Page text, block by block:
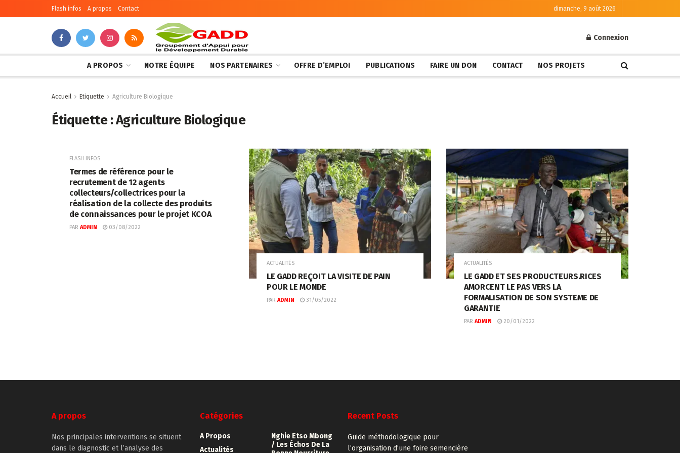
Flash infos A propos Contact dimanche, 9 août 2026
Connexion
A PROPOS NOTRE ÉQUIPE NOS PARTENAIRES OFFRE D’EMPLOI PUBLICATIONS FAIRE UN DON CONTACT NOS PROJETS
Accueil Etiquette Agriculture Biologique
Étiquette :Agriculture Biologique
FLASH INFOS
Termes de référence pour le
recrutement de 12 agents
collecteurs/collectrices pour la
réalisation de la collecte des produits
de connaissances pour le projet KCOA
PAR ADMIN 03/08/2022
ACTUALITÉS
LE GADD REÇOIT LA VISITE DE PAIN
POUR LE MONDE
PAR ADMIN 31/05/2022
ACTUALITÉS
LE GADD ET SES PRODUCTEURS.RICES
AMORCENT LE PAS VERS LA
FORMALISATION DE SON SYSTEME DE
GARANTIE
PAR ADMIN 20/01/2022
A propos
Nos principales interventions se situent
dans le diagnostic et l’analyse des
Catégories
A Propos
Actualités
Nghie Etso Mbong
/ Les Échos De La
Recent Posts
Guide méthodologique pour
l’organisation d’une foire semencière